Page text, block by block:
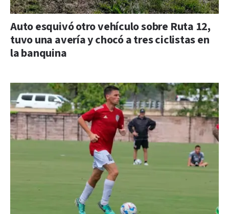
Auto esquivó otro vehículo sobre Ruta 12,
tuvo una avería y chocó a tres ciclistas en
la banquina